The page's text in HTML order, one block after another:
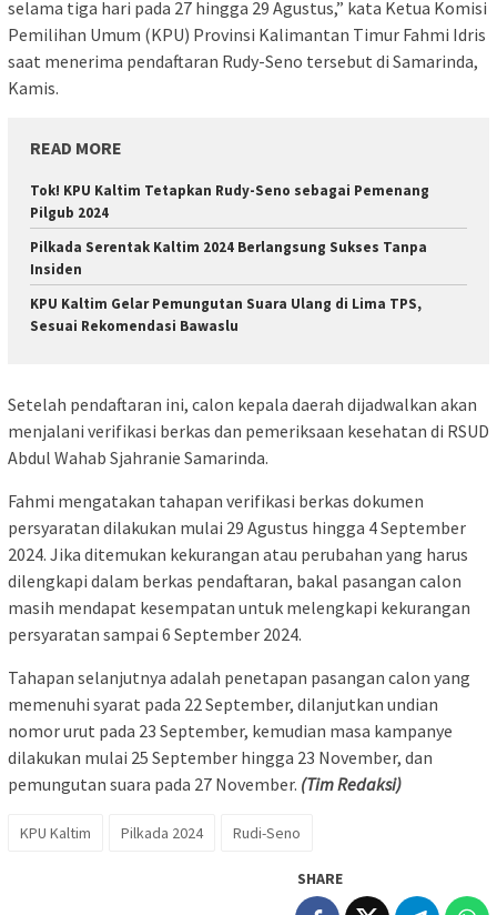
selama tiga hari pada 27 hingga 29 Agustus,” kata Ketua Komisi
Pemilihan Umum (KPU) Provinsi Kalimantan Timur Fahmi Idris
saat menerima pendaftaran Rudy-Seno tersebut di Samarinda,
Kamis.
READ MORE
Tok! KPU Kaltim Tetapkan Rudy-Seno sebagai Pemenang
Pilgub 2024
Pilkada Serentak Kaltim 2024 Berlangsung Sukses Tanpa
Insiden
KPU Kaltim Gelar Pemungutan Suara Ulang di Lima TPS,
Sesuai Rekomendasi Bawaslu
Setelah pendaftaran ini, calon kepala daerah dijadwalkan akan
menjalani verifikasi berkas dan pemeriksaan kesehatan di RSUD
Abdul Wahab Sjahranie Samarinda.
Fahmi mengatakan tahapan verifikasi berkas dokumen
persyaratan dilakukan mulai 29 Agustus hingga 4 September
2024. Jika ditemukan kekurangan atau perubahan yang harus
dilengkapi dalam berkas pendaftaran, bakal pasangan calon
masih mendapat kesempatan untuk melengkapi kekurangan
persyaratan sampai 6 September 2024.
Tahapan selanjutnya adalah penetapan pasangan calon yang
memenuhi syarat pada 22 September, dilanjutkan undian
nomor urut pada 23 September, kemudian masa kampanye
dilakukan mulai 25 September hingga 23 November, dan
pemungutan suara pada 27 November. (Tim Redaksi)
KPU Kaltim Pilkada 2024 Rudi-Seno
SHARE